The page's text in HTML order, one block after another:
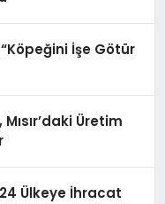
İşe Götür
Üretim
Ülkeye İhracat